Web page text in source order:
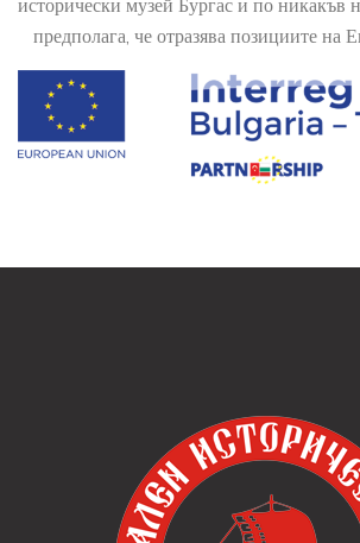
предполага, че отразява позициите на